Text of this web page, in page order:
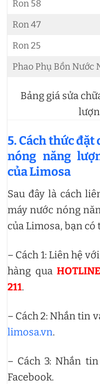
Ron 58
Ron 47
Ron 25
Phao Phụ Bồn Nước
Bảng giá sửa
5. Cách thức đặt
nóng năng
của Limosa
Sau đây là cách
máy nước nóng
của Limosa, bạn có
– Cách 1: Liên hệ
hàng qua
211.
– Cách 2: Nhắn tin
limosa.vn.
– Cách 3: Nhắn
Facebook.